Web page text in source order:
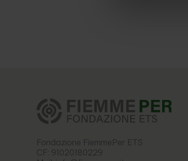
Fondazione FiemmePer ETS
CF: 91020180229